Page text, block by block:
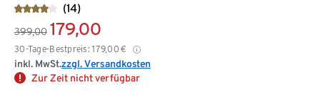
(14)
399,00 179,00
30-Tage-Bestpreis: 179,00 €
inkl. MwSt.zzgl. Versandkosten
Zur Zeit nicht verfügbar